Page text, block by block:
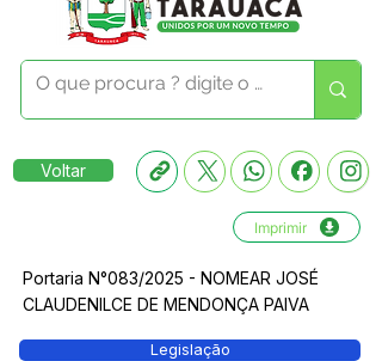
Voltar
Imprimir
Portaria N°083/2025 - NOMEAR JOSÉ
CLAUDENILCE DE MENDONÇA PAIVA
Legislação